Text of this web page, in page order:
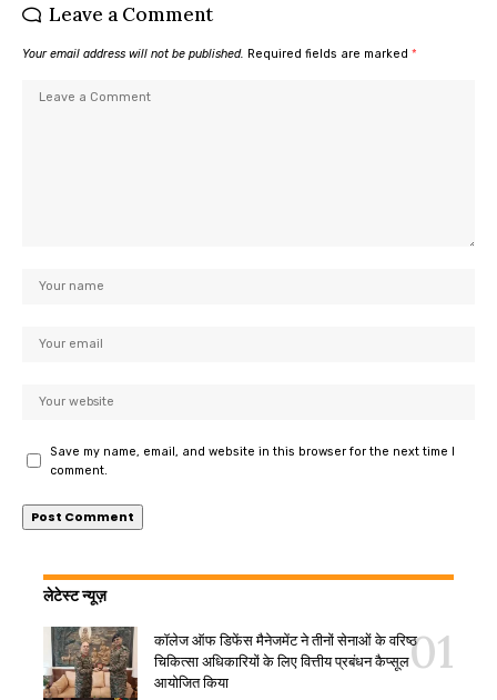
Leave a Comment
Your email address will not be published. Required fields are marked *
Save my name, email, and website in this browser for the next time I
comment.
लेटेस्ट न्यूज़
कॉलेज ऑफ डिफेंस मैनेजमेंट ने तीनों सेनाओं के वरिष्ठ
चिकित्सा अधिकारियों के लिए वित्तीय प्रबंधन कैप्सूल
आयोजित किया